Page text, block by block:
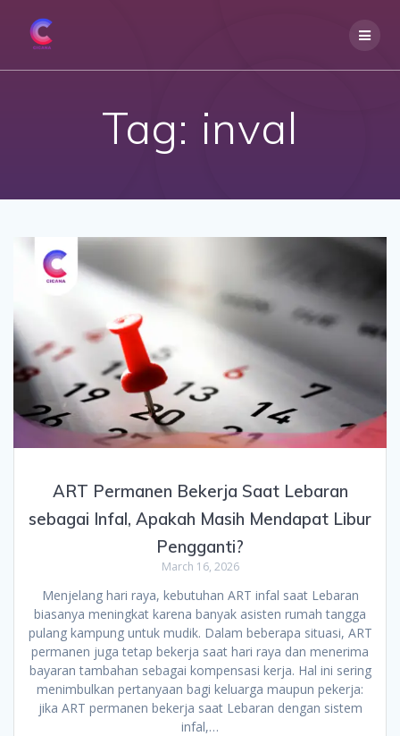
Tag: inval
ART Permanen Bekerja Saat Lebaran
sebagai Infal, Apakah Masih Mendapat Libur
Pengganti?
March 16, 2026
Menjelang hari raya, kebutuhan ART infal saat Lebaran
biasanya meningkat karena banyak asisten rumah tangga
pulang kampung untuk mudik. Dalam beberapa situasi, ART
permanen juga tetap bekerja saat hari raya dan menerima
bayaran tambahan sebagai kompensasi kerja. Hal ini sering
menimbulkan pertanyaan bagi keluarga maupun pekerja:
jika ART permanen bekerja saat Lebaran dengan sistem
infal,…